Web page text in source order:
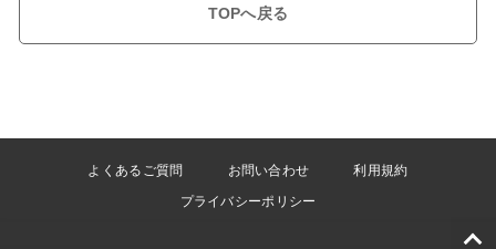
TOPへ戻る
よくあるご質問 お問い合わせ
利用規約
プライバシーポリシー